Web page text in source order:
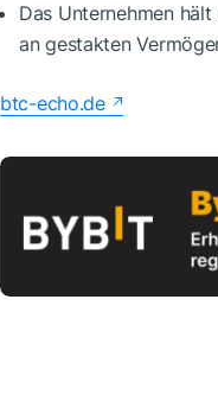
Das Unternehmen
an gestakten
btc-echo.de